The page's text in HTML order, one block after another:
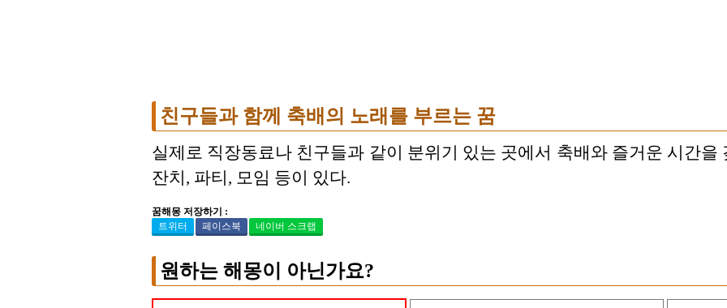
친구들과 함께 축배의 노래를 부르는 꿈
실제로 직장동료나 친구들과 같이 분위기 있는 곳에서 축배와 즐거운 시간을
잔치, 파티, 모임 등이 있다.
꿈해몽 저장하기 :
트위터
페이스북 네이버 스크랩
원하는 해몽이 아닌가요?